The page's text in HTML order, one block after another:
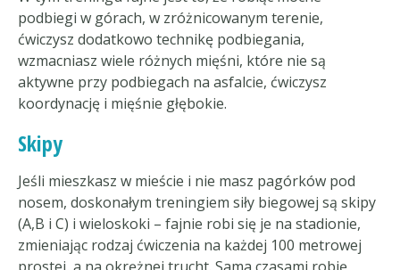
podbiegi w górach, w zróżnicowanym terenie,
ćwiczysz dodatkowo technikę podbiegania,
wzmacniasz wiele różnych mięśni, które nie są
aktywne przy podbiegach na asfalcie, ćwiczysz
koordynację i mięśnie głębokie.
Skipy
Jeśli mieszkasz w mieście i nie masz pagórków pod
nosem, doskonałym treningiem siły biegowej są skipy
(A,B i C) i wieloskoki – fajnie robi się je na stadionie,
zmieniając rodzaj ćwiczenia na każdej 100 metrowej